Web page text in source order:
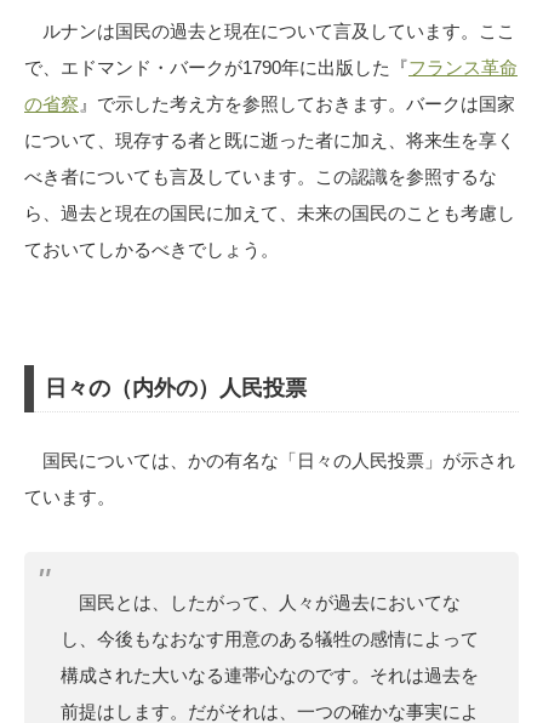
ルナンは国民の過去と現在について言及しています。ここ
で、エドマンド・バークが1790年に出版した『フランス革命
の省察 』で示した考え方を参照しておきます。バークは国家
について、現存する者と既に逝った者に加え、将来生を享く
べき者についても言及しています。この認識を参照するな
ら、過去と現在の国民に加えて、未来の国民のことも考慮し
ておいてしかるべきでしょう。
日々の（内外の）人民投票
国民については、かの有名な「日々の人民投票」が示され
ています。
国民とは、したがって、人々が過去においてな
し、今後もなおなす用意のある犠牲の感情によって
構成された大いなる連帯心なのです。それは過去を
前提はします。だがそれは、一つの確かな事実によ